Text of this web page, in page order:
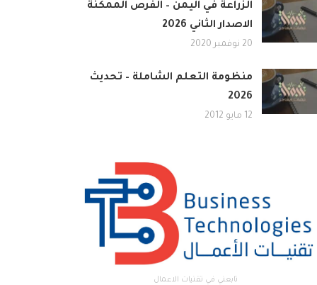
الزراعة في اليمن – الفرص الممكنة
الاصدار الثاني 2026
20 نوفمبر 2020
منظومة التعلم الشاملة – تحديث
2026
12 مايو 2012
تابعني في تقنيات الاعمال